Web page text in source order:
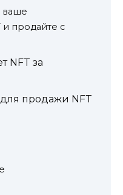
ваше
продайте с
NFT за
продажи NFT